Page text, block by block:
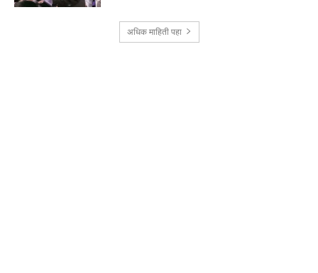
अधिक माहिती पहा